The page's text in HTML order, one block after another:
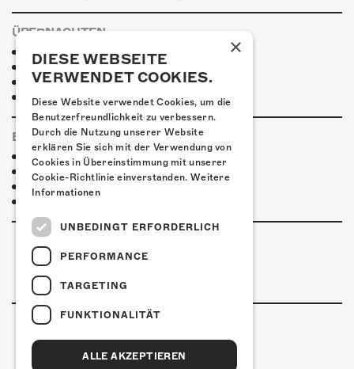
ÜBERNACHTEN
Jugendherberge Sol. (inkl Rabatt)
Hotel Kreuz Solothurn
Hotel Astoria Solothurn
Ramada Solothurn
ESSENSTIPPS
Pier 11
Ristorante Pizzeria Casablanca
Restaurant Kreuz
Kulturfabrik Kofmehl
×
DIESE WEBSEITE
VERWENDET COOKIES.
Diese Website verwendet Cookies, um die
Benutzerfreundlichkeit zu verbessern.
Durch die Nutzung unserer Website
erklären Sie sich mit der Verwendung von
Cookies in Übereinstimmung mit unserer
Cookie-Richtlinie einverstanden. Weitere
Informationen
UNBEDINGT ERFORDERLICH
PERFORMANCE
TARGETING
FUNKTIONALITÄT
ALLE AKZEPTIEREN